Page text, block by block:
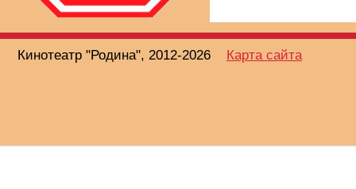
Кинотеатр "Родина", 2012-2026 Карта сайта